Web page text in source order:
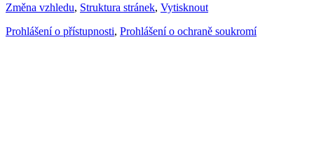
Změna vzhledu, Struktura stránek, Vytisknout
Prohlášení o přístupnosti, Prohlášení o ochraně soukromí